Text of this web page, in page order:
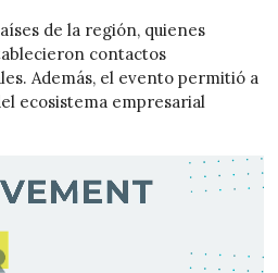
de la región, quienes
contactos
Además, el evento permitió a
ecosistema empresarial